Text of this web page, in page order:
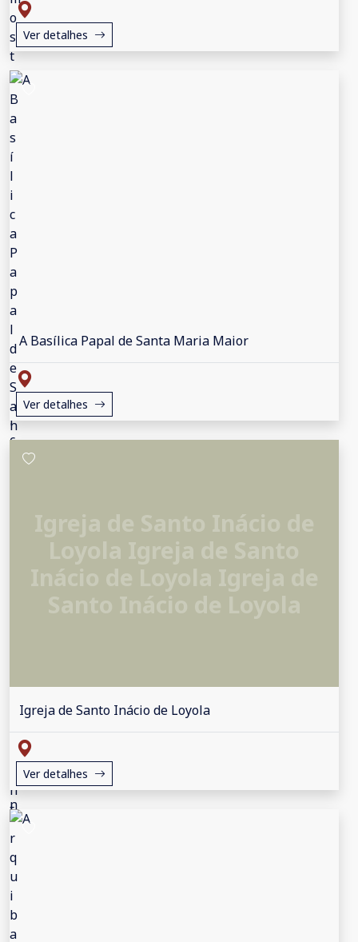
Ver detalhes
A Basílica Papal de Santa Maria Maior
Ver detalhes
Igreja de Santo Inácio de Loyola
Ver detalhes